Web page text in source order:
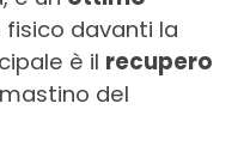
fisico davanti la
è il recupero
del